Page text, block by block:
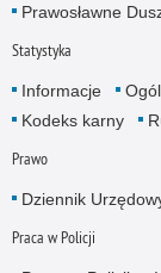
Prawosławne
Statystyka
Informacje
Kodeks karny
Prawo
Dziennik
Praca w Policji